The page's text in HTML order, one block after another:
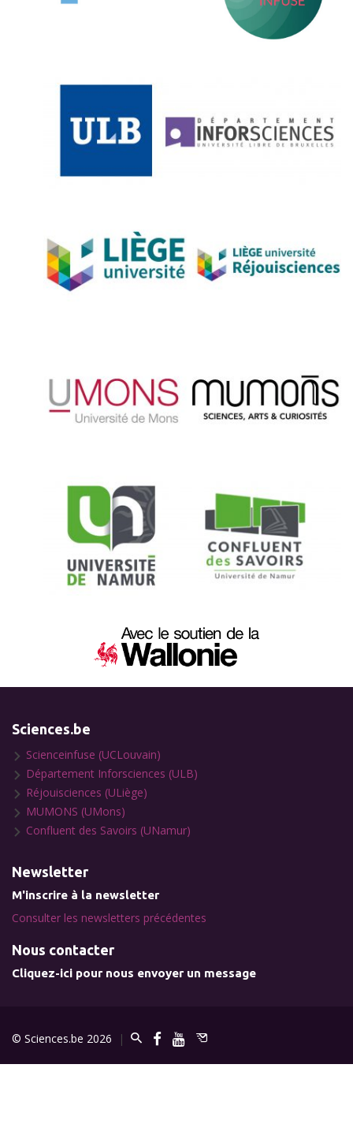
Sciences.be
Scienceinfuse (UCLouvain)
Département Inforsciences (ULB)
Réjouisciences (ULiège)
MUMONS (UMons)
Confluent des Savoirs (UNamur)
Newsletter
M'inscrire à la newsletter
Consulter les newsletters précédentes
Nous contacter
Cliquez-ici pour nous envoyer un message
© Sciences.be 2026 |